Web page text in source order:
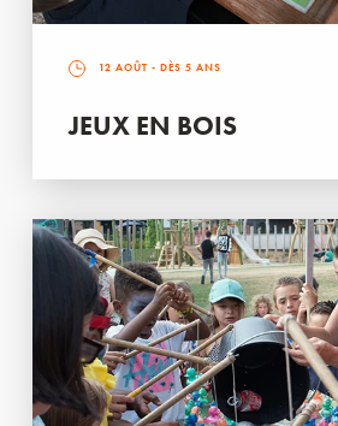
12 AOÛT - DÈS 5 ANS
JEUX EN BOIS